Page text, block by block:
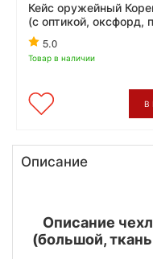
Кейс оружейный
(с оптикой, оксфорд,
5.0
Товар в наличии
В
Описание
Описание
(большой,